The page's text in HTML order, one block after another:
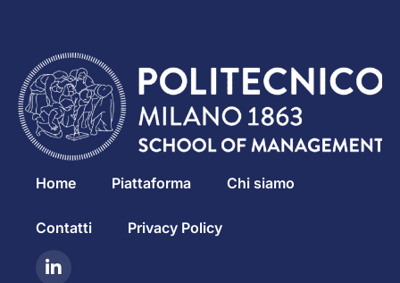
Home Piattaforma Chi siamo
Contatti Privacy Policy